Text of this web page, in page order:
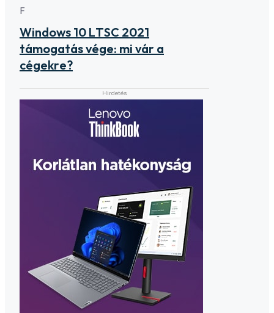
F
Windows 10 LTSC 2021
támogatás vége: mi vár a
cégekre?